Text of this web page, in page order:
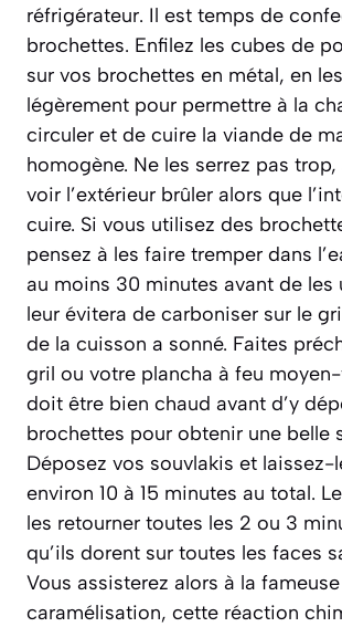
réfrigérateur. Il est temps de
brochettes. Enfilez les cubes de
sur vos brochettes en métal, en
légèrement pour permettre à la
circuler et de cuire la viande de
homogène. Ne les serrez pas
voir l’extérieur brûler alors que
cuire. Si vous utilisez des
pensez à les faire tremper dans
au moins 30 minutes avant de les
leur évitera de carboniser sur le
de la cuisson a sonné. Faites
gril ou votre plancha à feu moyen-
doit être bien chaud avant d’y
brochettes pour obtenir une belle
Déposez vos souvlakis et laissez-
environ 10 à 15 minutes au total.
les retourner toutes les 2 ou 3
qu’ils dorent sur toutes les faces
Vous assisterez alors à la fameuse
caramélisation, cette réaction